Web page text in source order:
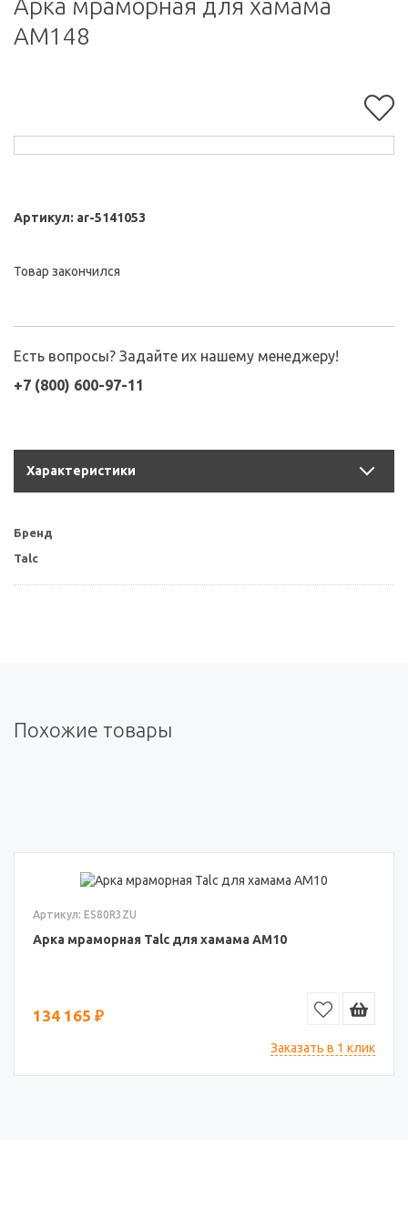
Арка мраморная для хамама
АМ148
Артикул: ar-5141053
Товар закончился
Есть вопросы? Задайте их нашему менеджеру!
+7 (800) 600-97-11
Характеристики
Бренд
Talc
Похожие товары
Артикул: ES80R3ZU
Арка мраморная Talc для хамама АМ10
134 165 ₽
Заказать в 1 клик